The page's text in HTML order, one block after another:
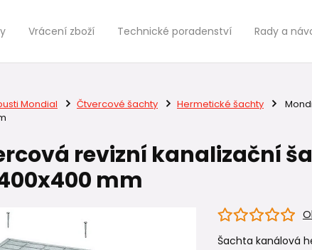
Vrácení zboží Technické poradenství Rady a
Mondial Čtvercové šachty Hermetické šachty
revizní kanalizační
mm
Šachta kanálová